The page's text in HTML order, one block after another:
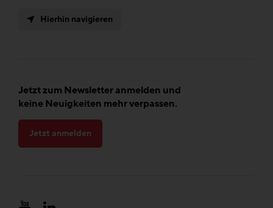
Hierhin navigieren
Jetzt zum Newsletter anmelden und
keine Neuigkeiten mehr verpassen.
Jetzt anmelden